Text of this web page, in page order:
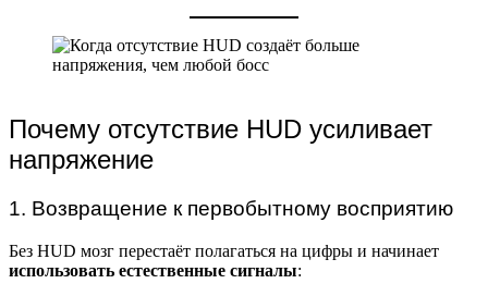
Почему отсутствие HUD усиливает
напряжение
1. Возвращение к первобытному восприятию
Без HUD мозг перестаёт полагаться на цифры и начинает
использовать естественные сигналы: